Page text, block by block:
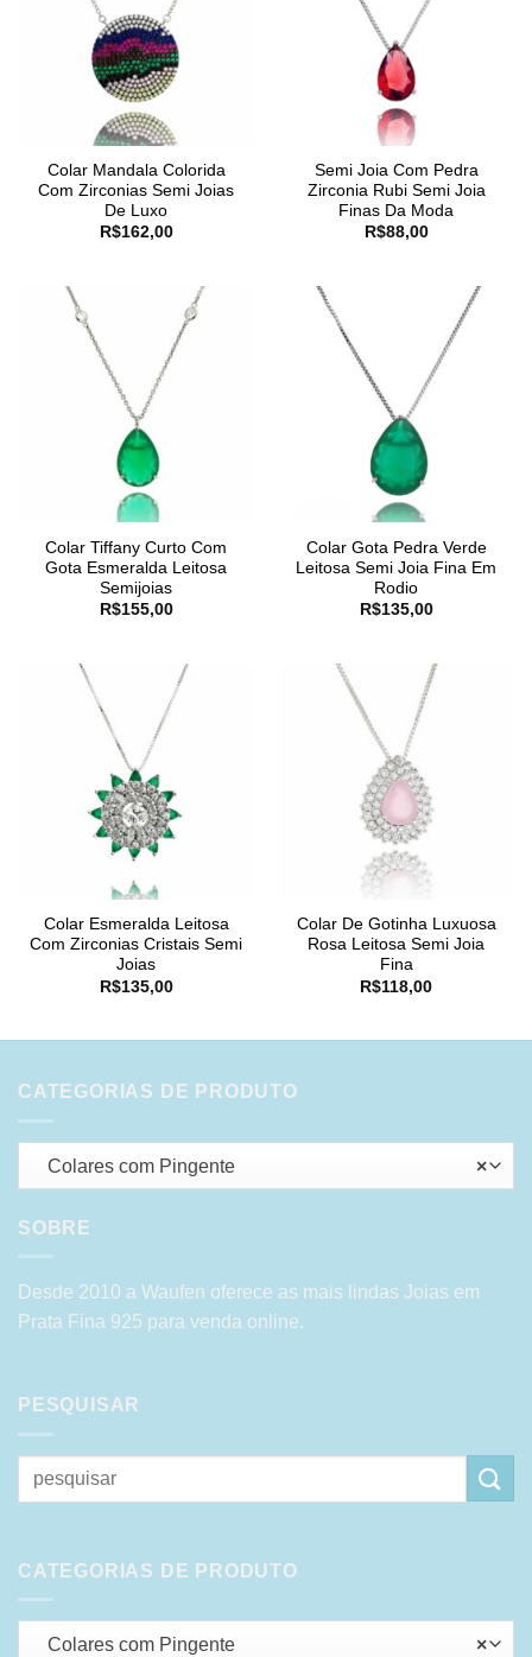
Colar Mandala Colorida
Com Zirconias Semi Joias
De Luxo
R$162,00
Semi Joia Com Pedra
Zirconia Rubi Semi Joia
Finas Da Moda
R$88,00
Colar Tiffany Curto Com
Gota Esmeralda Leitosa
Semijoias
R$155,00
Colar Gota Pedra Verde
Leitosa Semi Joia Fina Em
Rodio
R$135,00
Colar Esmeralda Leitosa
Com Zirconias Cristais Semi
Joias
R$135,00
Colar De Gotinha Luxuosa
Rosa Leitosa Semi Joia
Fina
R$118,00
CATEGORIAS DE PRODUTO
×
Colares com Pingente
SOBRE
Desde 2010 a Waufen oferece as mais lindas Joias em
Prata Fina 925 para venda online.
PESQUISAR
Pesquisar
por:
CATEGORIAS DE PRODUTO
×
Colares com Pingente